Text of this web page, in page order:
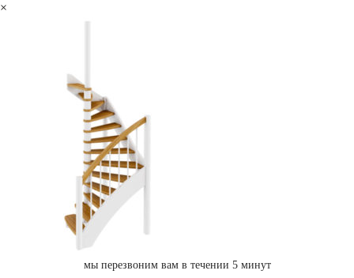
×
мы перезвоним вам в течении 5 минут